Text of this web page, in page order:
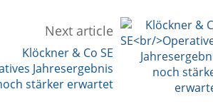
Next article
Klöckner & Co SE
Jahresergebnis
stärker erwartet